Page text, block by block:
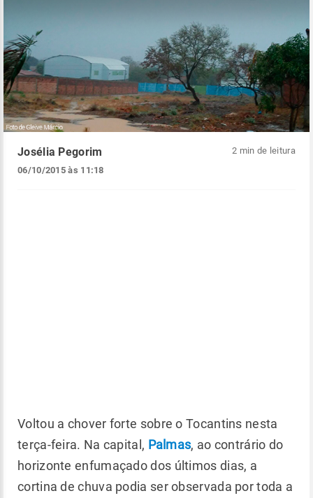
Josélia Pegorim
06/10/2015 às 11:18
2 min de leitura
Voltou a chover forte sobre o Tocantins nesta
terça-feira. Na capital, Palmas, ao contrário do
horizonte enfumaçado dos últimos dias, a
cortina de chuva podia ser observada por toda a